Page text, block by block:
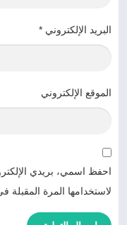
البريد الإلكتروني *
الموقع الإلكتروني
احفظ اسمي، بريدي
لاستخدامها المرة المقبلة